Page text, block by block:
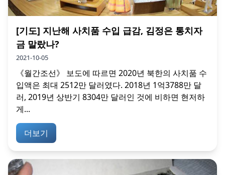
[기도] 지난해 사치품 수입 급감, 김정은 통치자
금 말랐나?
2021-10-05
《월간조선》 보도에 따르면 2020년 북한의 사치품 수
입액은 최대 2512만 달러였다. 2018년 1억3788만 달
러, 2019년 상반기 8304만 달러인 것에 비하면 현저하
게...
더보기